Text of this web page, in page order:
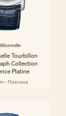
Tourbillon
Collection
Platine
- Платина